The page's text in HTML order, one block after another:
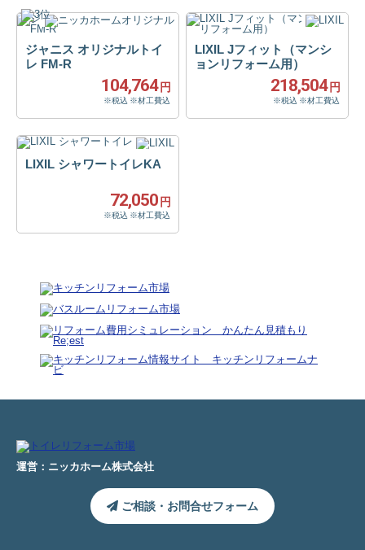
ジャニス オリジナルトイ
レ FM-R
104,764 円
※税込 ※材工費込
LIXIL Jフィット（マンシ
ョンリフォーム用）
218,504 円
※税込 ※材工費込
LIXIL シャワートイレKA
72,050 円
※税込 ※材工費込
運営：ニッカホーム株式会社
ご相談・お問合せフォーム